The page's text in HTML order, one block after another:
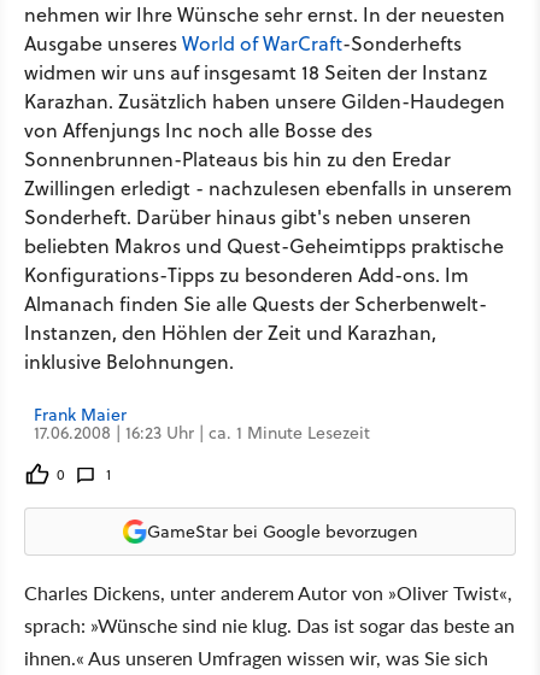
nehmen wir Ihre Wünsche sehr ernst. In der neuesten
Ausgabe unseresWorld of WarCraft-Sonderhefts
widmen wir uns auf insgesamt 18 Seiten der Instanz
Karazhan. Zusätzlich haben unsere Gilden-Haudegen
von Affenjungs Inc noch alle Bosse des
Sonnenbrunnen-Plateaus bis hin zu den Eredar
Zwillingen erledigt - nachzulesen ebenfalls in unserem
Sonderheft. Darüber hinaus gibt's neben unseren
beliebten Makros und Quest-Geheimtipps praktische
Konfigurations-Tipps zu besonderen Add-ons. Im
Almanach finden Sie alle Quests der Scherbenwelt-
Instanzen, den Höhlen der Zeit und Karazhan,
inklusive Belohnungen.
Frank Maier
17.06.2008 | 16:23 Uhr | ca. 1 Minute Lesezeit
0 1
GameStar bei Google bevorzugen
Charles Dickens, unter anderem Autor von »Oliver Twist«,
sprach: »Wünsche sind nie klug. Das ist sogar das beste an
ihnen.« Aus unseren Umfragen wissen wir, was Sie sich